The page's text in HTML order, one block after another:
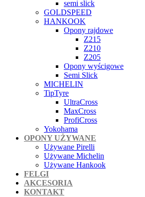
semi slick
GOLDSPEED
HANKOOK
Opony rajdowe
Z215
Z210
Z205
Opony wyścigowe
Semi Slick
MICHELIN
TipTyre
UltraCross
MaxCross
ProfiCross
Yokohama
OPONY UŻYWANE
Używane Pirelli
Używane Michelin
Używane Hankook
FELGI
AKCESORIA
KONTAKT